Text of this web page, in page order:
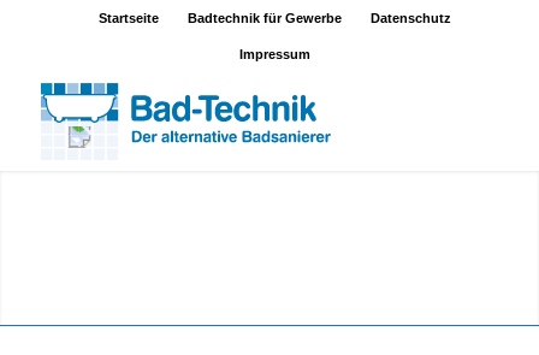
Startseite Badtechnik für Gewerbe Datenschutz
Impressum